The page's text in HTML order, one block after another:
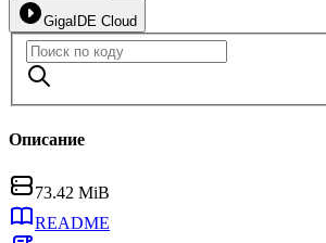
GigaIDE Cloud
Описание
73.42 MiB
README